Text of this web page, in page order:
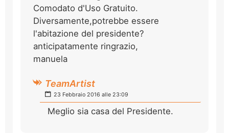
Comodato d'Uso Gratuito.
Diversamente,potrebbe essere
l'abitazione del presidente?
anticipatamente ringrazio,
manuela
TeamArtist
23 Febbraio 2016 alle 23:09
Meglio sia casa del Presidente.